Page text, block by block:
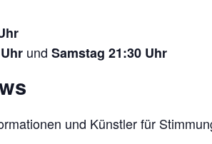
und Samstag 21:30 Uhr
und Künstler für